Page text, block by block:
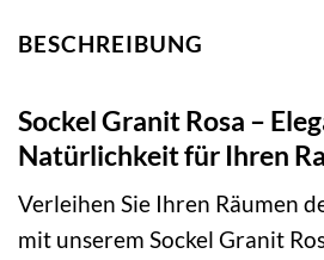
BESCHREIBUNG
Sockel Granit Rosa –
Natürlichkeit für Ihren
Verleihen Sie Ihren Räumen
mit unserem Sockel Granit